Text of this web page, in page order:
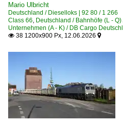
Altbach
Altenbeken
Anrath
Aulendorf
Bad Driburg
Bamberg
Mario Ulbricht
Deutschland / Dieselloks | 92 80 / 1
Class 66, Deutschland / Bahnhöfe (L -
Unternehmen (A - K) / DB Cargo
 38 1200x900 Px, 12.06.2026 